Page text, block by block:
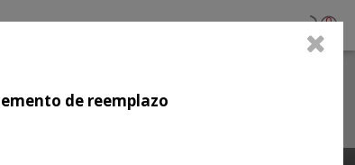
0
de reemplazo